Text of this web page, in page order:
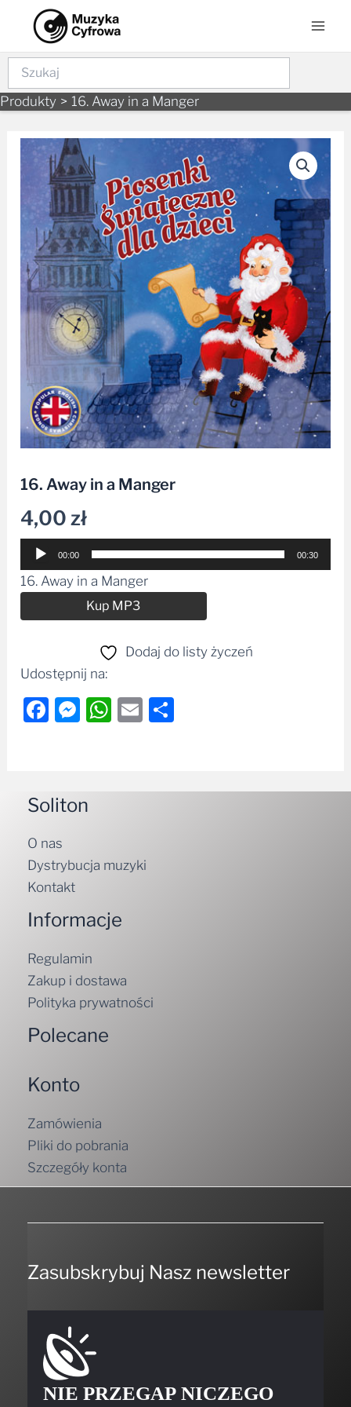
content
Szukaj
Produkty 16. Away in a Manger
16. Away in a Manger
4,00zł
Odtwarzacz
plików
dźwiękowych
00:00 00:30
16. Away in a Manger
Kup MP3
Dodaj do listy życzeń
Udostępnij na:
Facebook
Messenger
WhatsApp
Email
Soliton
O nas
Dystrybucja muzyki
Kontakt
Informacje
Regulamin
Zakup i dostawa
Polityka prywatności
Polecane
Konto
Zamówienia
Pliki do pobrania
Szczegóły konta
Zasubskrybuj Nasz newsletter
NIE PRZEGAP NICZEGO